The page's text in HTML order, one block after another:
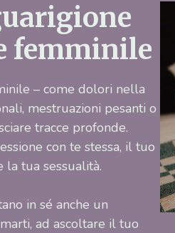
femminile
– come dolori nella
mestruazioni pesanti o
tracce profonde.
con te stessa, il tuo
la tua sessualità.
in sé anche un
ad ascoltare il tuo